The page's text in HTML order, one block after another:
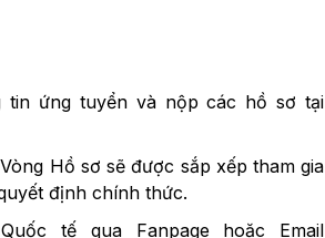
tin ứng tuyển và nộp các hồ sơ tại
Hồ sơ sẽ được sắp xếp tham gia
định chính thức.
tế qua Fanpage hoặc Email